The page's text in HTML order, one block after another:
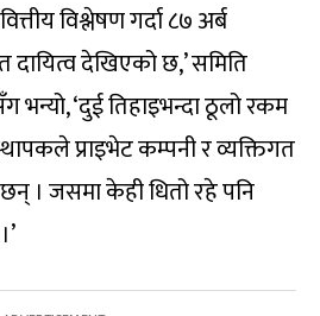
विश्लेषण गर्दा ८७ अर्ब
देखिएको छ,’ समिति
‘दुई तिहाइभन्दा ठूलो रकम
प्राइभेट कम्पनी र व्यक्तिगत
। जसमा केही धितो रहे पनि